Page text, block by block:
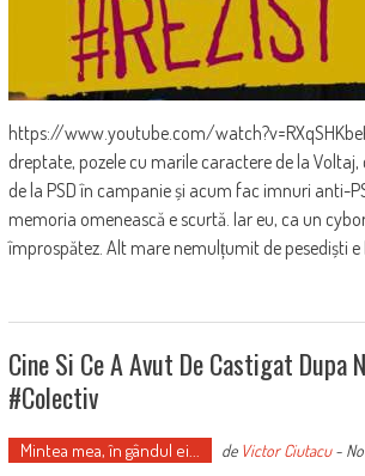
https://www.youtube.com/
dreptate, pozele cu marile caractere de la
de la PSD în campanie și acum fac imnuri anti-
memoria omenească e scurtă. Iar eu, ca un
împrospătez. Alt mare nemulțumit de pesediști e
Cine Si Ce A Avut De Castigat Dupa
#Colectiv
Mintea mea, în gândul ei... de Victor Ciutacu-